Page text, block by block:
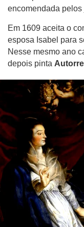
encomendada pelos
Em 1609 aceita o
esposa Isabel para
Nesse mesmo ano
depois pinta